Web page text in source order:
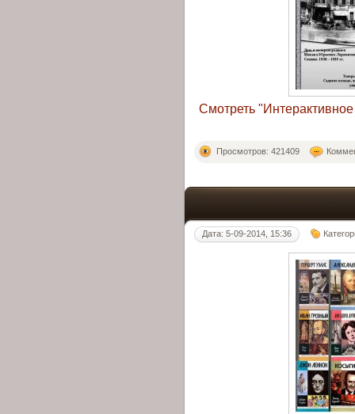
Смотреть
Просмотров: 421409
Дата: 5-09-2014, 15:36